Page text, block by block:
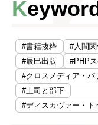
#書籍抜粋 #人間
#辰巳出版
#PHP
#クロスメディア・パ
#上司と部下
#ディスカヴァー・ト